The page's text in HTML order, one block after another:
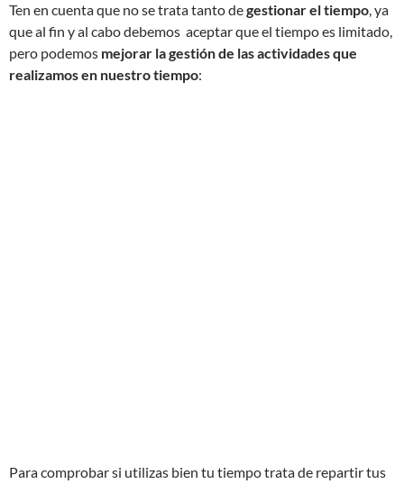
Ten en cuenta que no se trata tanto degestionar el tiempo, ya
que al fin y al cabo debemos aceptar que el tiempo es limitado,
pero podemos mejorar la gestión de las actividades que
realizamos en nuestro tiempo:
Para comprobar si utilizas bien tu tiempo trata de repartir tus